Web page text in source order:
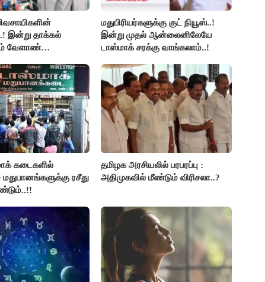
இன்று தாக்கல்
வேளாண்
மதுபிரியர்களுக்கு குட் நியூஸ்..!
இன்று முதல் ஆன்லைனிலேயே
டாஸ்மாக் சரக்கு வாங்கலாம்..!
கடைகளில்
மதுபானங்களுக்கு ரசீது
தமிழக அரசியலில் பரபரப்பு :
அதிமுகவில் மீண்டும் விரிசலா..?